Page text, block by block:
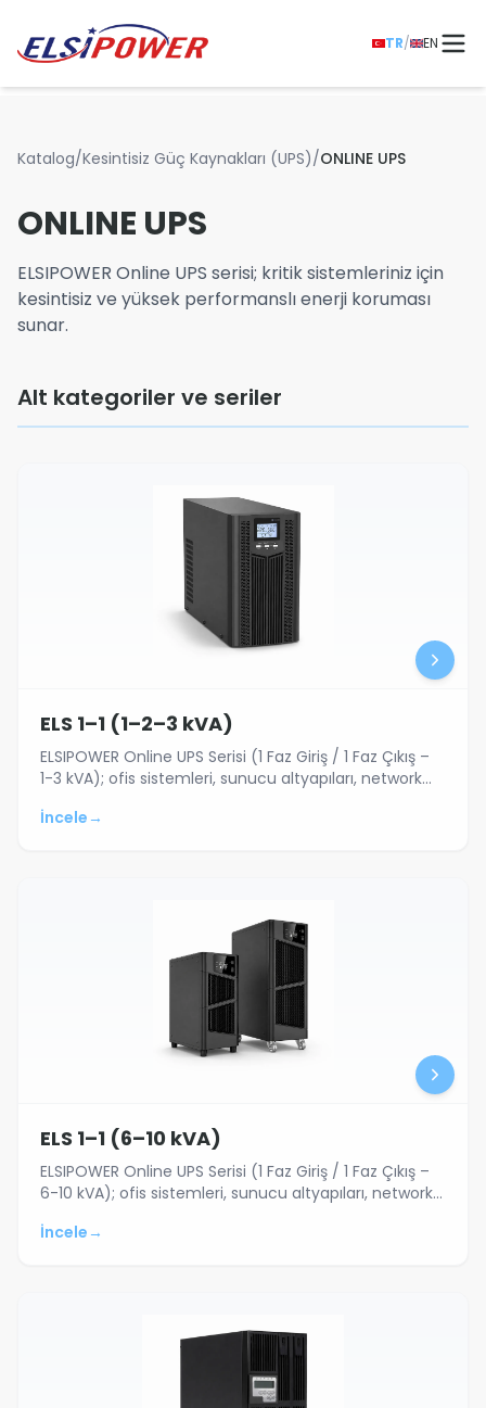
TR/ EN
Katalog/Kesintisiz Güç Kaynakları (UPS)/ONLINE UPS
ONLINE UPS
ELSIPOWER Online UPS serisi; kritik sistemleriniz için
kesintisiz ve yüksek performanslı enerji koruması
sunar.
Alt kategoriler ve seriler
ELS 1–1 (1–2–3 kVA)
ELSIPOWER Online UPS Serisi (1 Faz Giriş / 1 Faz Çıkış –
1-3 kVA); ofis sistemleri, sunucu altyapıları, network
İncele →
ELS 1–1 (6–10 kVA)
ELSIPOWER Online UPS Serisi (1 Faz Giriş / 1 Faz Çıkış –
6-10 kVA); ofis sistemleri, sunucu altyapıları, network
İncele →